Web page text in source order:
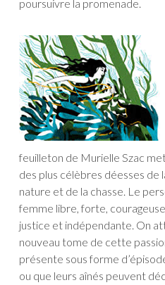
poursuivre la promenade.
feuilleton de Murielle Szac
des plus célèbres déesses de
nature et de la chasse. Le
femme libre, forte,
justice et indépendante. On
nouveau tome de cette
présente sous forme
ou que leurs aînés peuvent